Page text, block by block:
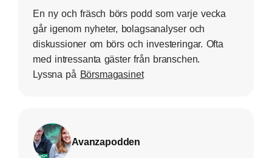
En ny och fräsch börs podd som varje vecka
går igenom nyheter, bolagsanalyser och
diskussioner om börs och investeringar. Ofta
med intressanta gäster från branschen.
Lyssna på Börsmagasinet
Avanzapodden